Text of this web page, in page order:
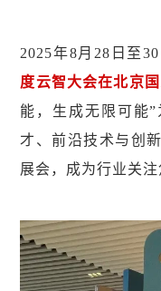
2025年8月28日至30
度云智大会在北京
能，生成无限可能
才、前沿技术与创
展会，成为行业关注